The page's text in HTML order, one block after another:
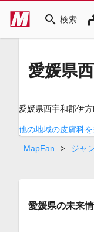
search 検索
愛媛県
愛媛県西宇和郡伊
他の地域の皮膚科
MapFan
> ジャ
愛媛県の未来